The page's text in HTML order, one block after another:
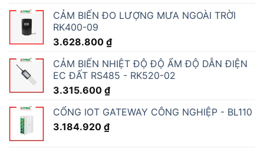
CẢM BIẾN ĐO LƯỢNG MƯA NGOÀI TRỜI
RK400-09
3.628.800 ₫
CẢM BIẾN NHIỆT ĐỘ ĐỘ ẨM ĐỘ DẪN ĐIỆN
EC ĐẤT RS485 - RK520-02
3.315.600 ₫
CỔNG IOT GATEWAY CÔNG NGHIỆP - BL110
3.184.920 ₫